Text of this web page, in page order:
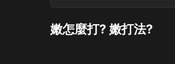
嫩怎麼打? 嫩打法?